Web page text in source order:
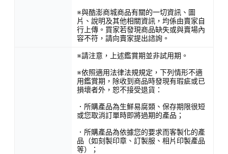
※與酷澎商城商品有關的一切資訊、圖
片、說明及其他相關資訊，均係由賣家自
行上傳。買家若發現商品缺失或與賣場內
容不符，請向賣家提出諮詢。
※請注意，上述鑑賞期並非試用期。
※依照適用法律法規規定，下列情形不適
用鑑賞期，除收到商品時發現有瑕疵或已
損壞者外，恕不接受退貨：
．所購產品為生鮮易腐類、保存期限很短
或您取消訂單時即將過期的產品；
．所購產品為依據您的要求而客製化的產
品（如刻製印章、訂製服、相片印製產品
等）；